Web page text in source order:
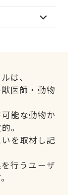
は、
医師・動物
能な動物か
。
を取材し記
行うユーザ